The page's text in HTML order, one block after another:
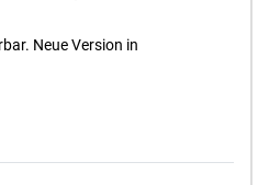
Neue Version in